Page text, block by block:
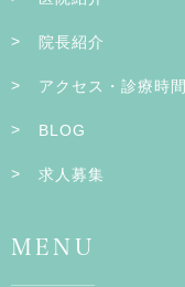
院長紹介
アクセス・診療時間
BLOG
求人募集
MENU